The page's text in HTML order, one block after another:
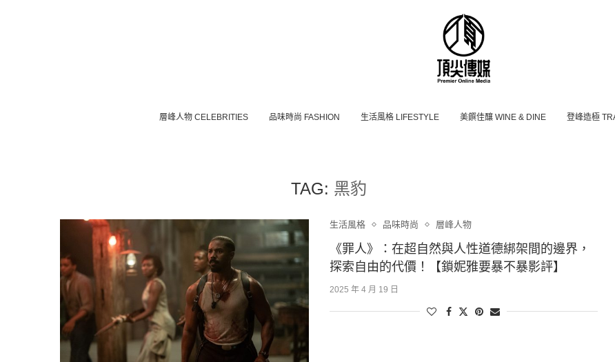
層峰⼈物 CELEBRITIES 品味時尚 FASHION ⽣活風格 LIFESTYLE 美饌佳釀 WINE & DINE 登峰造極
TAG: 黑豹
生活風格 品味時尚 層峰⼈物
《罪人》：在超自然與人性道德綁架間的邊界，
探索自由的代價！【鎖妮雅要暴不暴影評】
2025 年 4 月 19 日